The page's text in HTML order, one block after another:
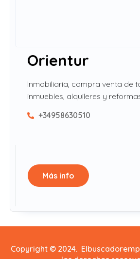
Orientur
Inmobiliaria, compra venta de
inmuebles, alquileres y
+34958630510
Más info
Copyright © 2024.